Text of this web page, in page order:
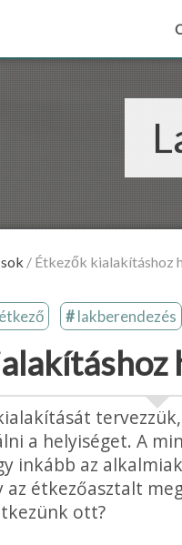
/ Étkezők kialakításhoz
étkező lakberendezés
a helyiséget. A
inkább az
az étkezőasztalt
ott?